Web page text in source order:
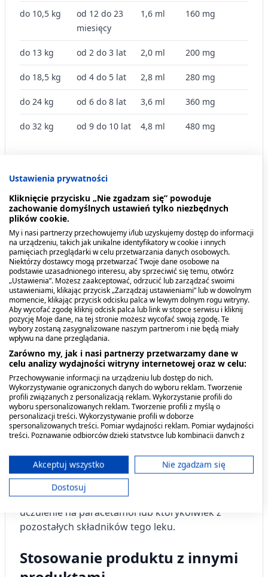
do 10,5 kg
od 12 do 23
miesięcy
1,6 ml 160 mg
do 13 kg od 2 do 3 lat 2,0 ml 200 mg
do 18,5 kg od 4 do 5 lat 2,8 ml 280 mg
do 24 kg od 6 do 8 lat 3,6 ml 360 mg
do 32 kg od 9 do 10 lat 4,8 ml 480 mg
pomnożyć masę ciała dziecka w kilogramach
przez 0,15. Wynik jest liczbą ml leku Pedicetamol,
którą należy podać. U dzieci, dawka ta powinna
być podawana co 6 godzin, również w nocy. Jeżeli
pożądane działanie nie zostanie osiągnięte w
ciągu 3 - 4 godzin, lek może być podawany co 4
godziny. W takim przypadku należy podawać
dawkę 10 mg/kg masy ciała.
Nigdy nie należy podawać dawki większej niż
maksymalna dawka dobowa 60 mg/kg/dobę bez
uprzedniego skonsultowania się z
lekarzem. Podawanie leku zależy od
występowania bólu i objawów gorączki. Jeśli
objawy ustąpią, należy przerwać podawanie leku.
Przeciwwskazania. Kto nie
powinien przyjmować
produktu?
Nie należy stosować leku, jeśli pacjent ma
uczulenie na paracetamol lub którykolwiek z
pozostałych składników tego leku.
Stosowanie produktu z innymi
Ustawienia prywatności
Kliknięcie przycisku „Nie zgadzam się” powoduje
zachowanie domyślnych ustawień tylko niezbędnych
plików cookie.
My i nasi partnerzy przechowujemy i/lub uzyskujemy dostęp do informacji
na urządzeniu, takich jak unikalne identyfikatory w cookie i innych
pamięciach przeglądarki w celu przetwarzania danych osobowych.
Niektórzy dostawcy mogą przetwarzać Twoje dane osobowe na
podstawie uzasadnionego interesu, aby sprzeciwić się temu, otwórz
„Ustawienia”. Możesz zaakceptować, odrzucić lub zarządzać swoimi
ustawieniami, klikając przycisk „Zarządzaj ustawieniami” lub w dowolnym
momencie, klikając przycisk odcisku palca w lewym dolnym rogu witryny.
Aby wycofać zgodę kliknij odcisk palca lub link w stopce serwisu i kliknij
pozycję Moje dane, na tej stronie możesz wycofać swoją zgodę. Te
wybory zostaną zasygnalizowane naszym partnerom i nie będą miały
wpływu na dane przeglądania.
Zarówno my, jak i nasi partnerzy przetwarzamy dane w
celu analizy wydajności witryny internetowej oraz w celu:
Przechowywanie informacji na urządzeniu lub dostęp do nich.
Wykorzystywanie ograniczonych danych do wyboru reklam. Tworzenie
profili związanych z personalizacją reklam. Wykorzystanie profili do
wyboru spersonalizowanych reklam. Tworzenie profili z myślą o
personalizacji treści. Wykorzystywanie profili w doborze
spersonalizowanych treści. Pomiar wydajności reklam. Pomiar wydajności
treści. Poznawanie odbiorców dzięki statystyce lub kombinacji danych z
ograniczonych danych do wyboru treści.
Dane mogą być udostępniane poza Unię Europejską i wysyłane do USA.
Twoja zgoda i polityka cookie dotyczą wyłącznie tej witryny/aplikacji.
Wyświetl listę partnerów (11 dostawców IAB)
Cele przetwarzania IAB:
lub dostęp do nich
Akceptuj wszystko
Nie zgadzam się
Dostosuj